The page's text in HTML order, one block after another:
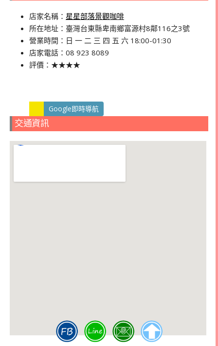
店家名稱： 星星部落景觀咖啡
所在地址：臺灣台東縣卑南鄉富源村8鄰116之3號
營業時間：日 一 二 三 四 五 六 18:00-01:30
店家電話：08 923 8089
評價：★★★★
Google即時導航
交通資訊